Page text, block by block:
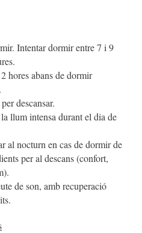
Intentar dormir entre 7 i 9
hores abans de dormir
descansar.
llum intensa durant el dia de
al nocturn en cas de dormir de
per al descans (confort,
de son, amb recuperació